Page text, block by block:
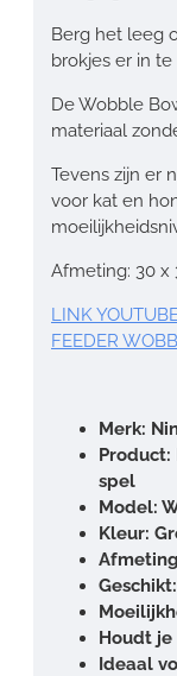
Berg het leeg
brokjes er in te
De Wobble
materiaal
Tevens zijn er
voor kat en
Afmeting: 30 x
LINK
FEEDER
Merk:
Product:
spel
Model:
Kleur:
Houdt
Ideaal